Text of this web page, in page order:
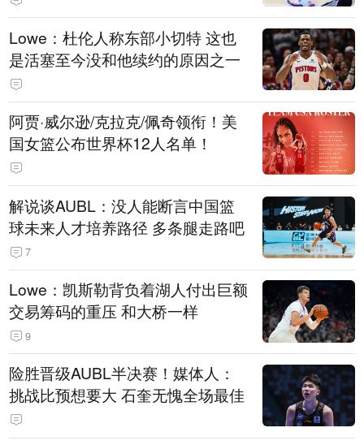
Lowe：杜伦人称东部小切特 这也
是活塞至今没和他续约的原因之一
阿贾·威尔逊/克拉克/佩奇领衔！美
国女篮公布世界杯12人名单！
解说谈AUBL：没人能断言中国篮
球未来人才培养路径 多条腿走路吧
7
Lowe：凯斯勒背负着湖人付出巨额
交易筹码的重压 和大桥一样
9
险胜晋级AUBL半决赛！媒体人：
挑战比预想要大 石奎无愧全场最佳